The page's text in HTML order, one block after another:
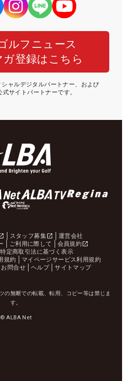
ルフニュース
ガ登録はこちら
ャルデジタルパートナー、および
式サイトパートナーです。
スタッフ募集
運営会社
ご利用に際して
会員規約
特定商取引法に基づく表示
規約
マイページサービス利用規約
お問合せ ヘルプ サイトマップ
の無断での転載、転用、コピー等は禁じま
す。
© ALBA Net